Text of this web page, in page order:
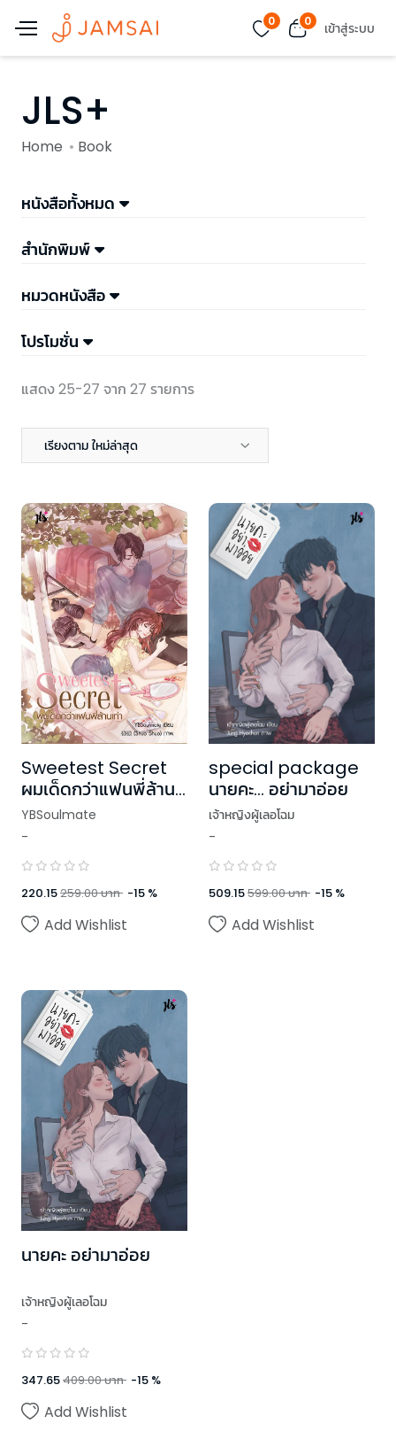
0 0 เข้าสู่ระบบ
JLS+
Home Book
หนังสือทั้งหมด
สำนักพิมพ์
หมวดหนังสือ
โปรโมชั่น
แสดง 25-27 จาก 27 รายการ
เรียงตาม ใหม่ล่าสุด
Sweetest Secret
ผมเด็ดกว่าแฟนพี่ล้าน
เท่า
YBSoulmate
-
220.15259.00บาท -15 %
Add Wishlist
special package
นายคะ... อย่ามาอ่อย
เจ้าหญิงผู้เลอโฉม
-
509.15599.00บาท -15 %
Add Wishlist
นายคะ อย่ามาอ่อย
เจ้าหญิงผู้เลอโฉม
-
347.65409.00บาท -15 %
Add Wishlist